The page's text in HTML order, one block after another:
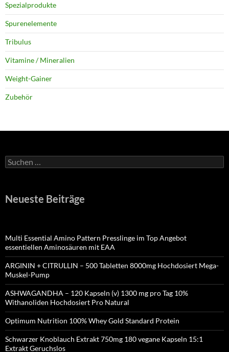
Spezialprodukte
Spurenelemente
Tribulus
Vitamine / Mineralien
Weight-Gainer
Zubehör
Suchen
nach:
Neueste Beiträge
Multi Essential Amino Pattern Presslinge im Top Angebot
essentiellen Aminosäuren mit EAA
ARGININ + CITRULLIN – 500 Tabletten 8000mg Hochdosiert Mega-
Muskel-Pump
ASHWAGANDHA – 120 Kapseln (v) 1300 mg pro Tag 10%
Withanoliden Hochdosiert Pro Natural
Optimum Nutrition 100% Whey Gold Standard Protein
Schwarzer Knoblauch Extrakt 750mg 180 vegane Kapseln 15:1
Extrakt Geruchslos